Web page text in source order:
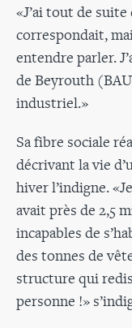
«J’ai tout de
correspondait,
entendre parler.
de Beyrouth
industriel.»
Sa fibre sociale
décrivant la vie
hiver l’indigne.
avait près de 2,5
incapables de
des tonnes de
structure qui
personne !»